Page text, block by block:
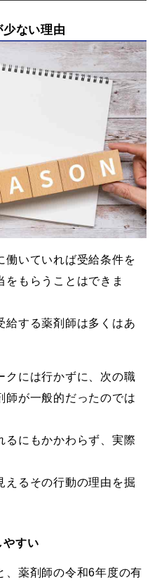
ない理由
働いていれば受給条件を
もらうことはできま
給する薬剤師は多くはあ
クには行かずに、次の職
師が一般的だったのでは
るにもかかわらず、実際
えるその行動の理由を掘
やすい
、薬剤師の令和6年度の有